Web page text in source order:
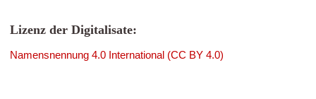
Lizenz der Digitalisate:
Namensnennung 4.0 International (CC BY 4.0)